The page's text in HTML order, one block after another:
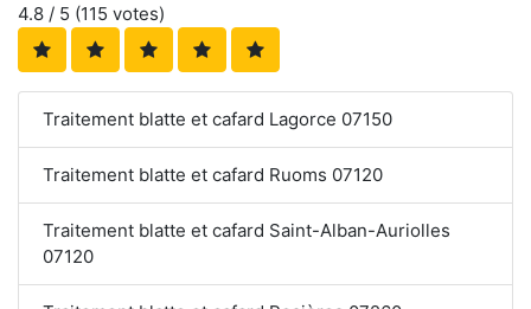
4.8 / 5 (115 votes)
Traitement blatte et cafard Lagorce 07150
Traitement blatte et cafard Ruoms 07120
Traitement blatte et cafard Saint-Alban-Auriolles
07120